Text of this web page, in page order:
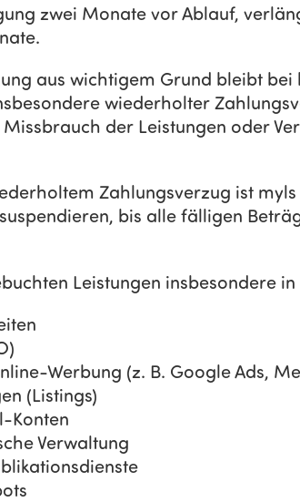
zwei Monate vor Ablauf,
aus wichtigem Grund bleibt bei
wiederholter
der Leistungen oder
Zahlungsverzug ist
bis alle fälligen
Leistungen insbesondere
Werbung (z. B. Google Ads,
(Listings)
Konten
Verwaltung